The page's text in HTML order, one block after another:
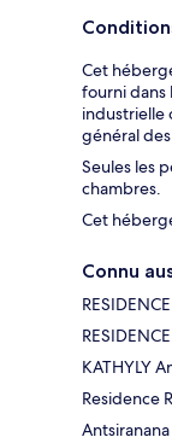
Cet
fourni dans
industrielle
général
Seules les
chambres.
Cet
Connu
KATHYLY
Residence
Antsiranana